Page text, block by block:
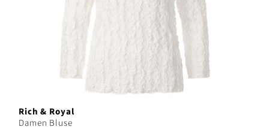
Rich & Royal
Damen Bluse